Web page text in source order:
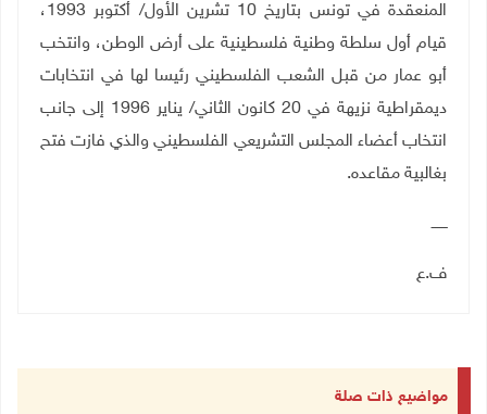
المنعقدة في تونس بتاريخ 10 تشرين الأول/ أكتوبر 1993،
قيام أول سلطة وطنية فلسطينية على أرض الوطن، وانتخب
أبو عمار من قبل الشعب الفلسطيني رئيسا لها في انتخابات
ديمقراطية نزيهة في 20 كانون الثاني/ يناير 1996 إلى جانب
انتخاب أعضاء المجلس التشريعي الفلسطيني والذي فازت فتح
بغالبية مقاعده.
ـــــــ
ف.ع
مواضيع ذات صلة